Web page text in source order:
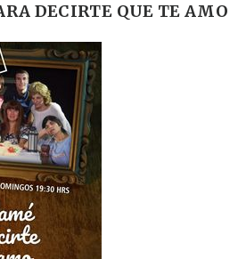
DECIRTE QUE TE AMO